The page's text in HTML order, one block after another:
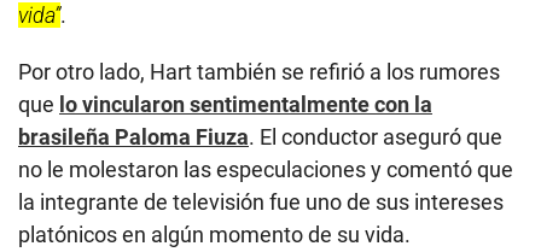
vida”.
Por otro lado, Hart también se refirió a los rumores
que lo vincularon sentimentalmente con la
brasileña Paloma Fiuza. El conductor aseguró que
no le molestaron las especulaciones y comentó que
la integrante de televisión fue uno de sus intereses
platónicos en algún momento de su vida.